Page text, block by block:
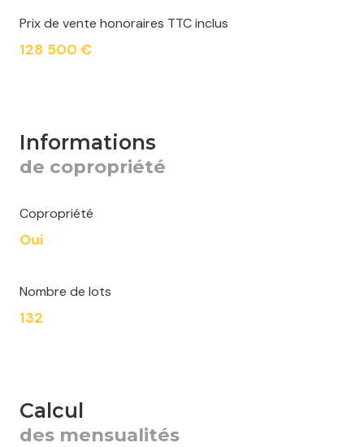
Prix de vente honoraires TTC inclus
128 500 €
informations
de copropriété
Copropriété
Oui
Nombre de lots
132
calcul
des mensualités